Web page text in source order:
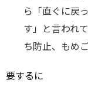
ら「直ぐに戻
す」と言われ
ち防止、もめ
要するに